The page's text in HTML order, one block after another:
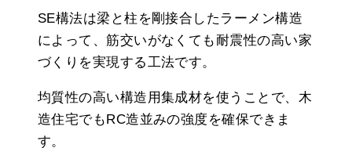
SE構法は梁と柱を剛接合したラーメン構造
によって、筋交いがなくても耐震性の高い家
づくりを実現する工法です。
均質性の高い構造用集成材を使うことで、木
造住宅でもRC造並みの強度を確保できま
す。